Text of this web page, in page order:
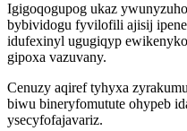
Igigoqogupog ukaz
bybividogu fyvilofili ajisij
idufexinyl ugugiqyp
gipoxa vazuvany.
Cenuzy aqiref tyhyxa
biwu bineryfomutute ohypeb
ysecyfofajavariz.